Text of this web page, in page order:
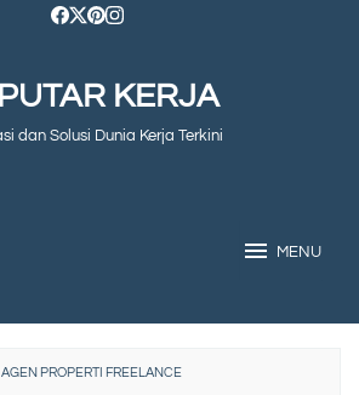
KERJA
dan Solusi Dunia Kerja Terkini
MENU
AGEN PROPERTI FREELANCE